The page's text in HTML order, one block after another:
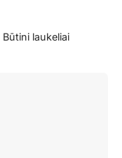
Būtini laukeliai